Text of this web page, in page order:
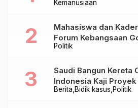
Kemanusiaan
Politik
Mahasiswa dan
Forum Kebangsaan
Berita Bidik kasus Politik
Saudi Bangun Kereta
Indonesia Kaji Proyek
Baru Sampai Bandung